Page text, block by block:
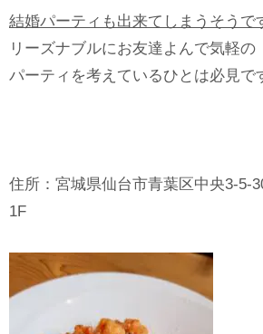
結婚パーティも出来てしまうそうで
リーズナブルにお友達よんで気軽の
パーティを考えているひとは必見で
住所：宮城県仙台市青葉区中央3-5-
1F